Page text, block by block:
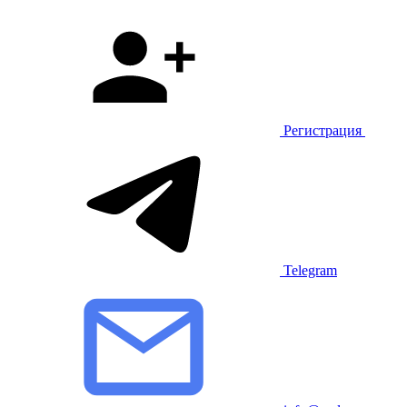
Регистрация
Telegram